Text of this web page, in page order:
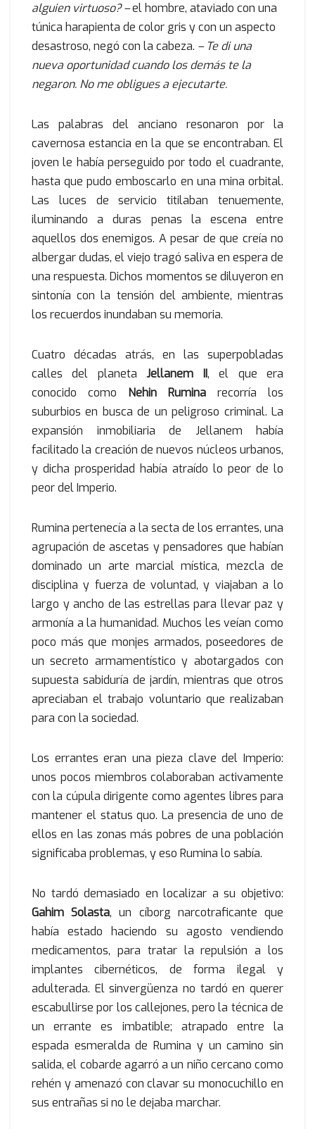
alguien virtuoso? –el hombre, ataviado con una
túnica harapienta de color gris y con un aspecto
desastroso, negó con la cabeza. – Te di una
nueva oportunidad cuando los demás te la
negaron. No me obligues a ejecutarte.
Las palabras del anciano resonaron por la
cavernosa estancia en la que se encontraban. El
joven le había perseguido por todo el cuadrante,
hasta que pudo emboscarlo en una mina orbital.
Las luces de servicio titilaban tenuemente,
iluminando a duras penas la escena entre
aquellos dos enemigos. A pesar de que creía no
albergar dudas, el viejo tragó saliva en espera de
una respuesta. Dichos momentos se diluyeron en
sintonía con la tensión del ambiente, mientras
los recuerdos inundaban su memoria.
Cuatro décadas atrás, en las superpobladas
calles del planetaJellanem II, el que era
conocido como Nehin Rumina recorría los
suburbios en busca de un peligroso criminal. La
expansión inmobiliaria de Jellanem había
facilitado la creación de nuevos núcleos urbanos,
y dicha prosperidad había atraído lo peor de lo
peor del Imperio.
Rumina pertenecía a la secta de los errantes, una
agrupación de ascetas y pensadores que habían
dominado un arte marcial mística, mezcla de
disciplina y fuerza de voluntad, y viajaban a lo
largo y ancho de las estrellas para llevar paz y
armonía a la humanidad. Muchos les veían como
poco más que monjes armados, poseedores de
un secreto armamentístico y abotargados con
supuesta sabiduría de jardín, mientras que otros
apreciaban el trabajo voluntario que realizaban
para con la sociedad.
Los errantes eran una pieza clave del Imperio:
unos pocos miembros colaboraban activamente
con la cúpula dirigente como agentes libres para
mantener el status quo. La presencia de uno de
ellos en las zonas más pobres de una población
significaba problemas, y eso Rumina lo sabía.
No tardó demasiado en localizar a su objetivo:
Gahim Solasta, un cíborg narcotraficante que
había estado haciendo su agosto vendiendo
medicamentos, para tratar la repulsión a los
implantes cibernéticos, de forma ilegal y
adulterada. El sinvergüenza no tardó en querer
escabullirse por los callejones, pero la técnica de
un errante es imbatible; atrapado entre la
espada esmeralda de Rumina y un camino sin
salida, el cobarde agarró a un niño cercano como
rehén y amenazó con clavar su monocuchillo en
sus entrañas si no le dejaba marchar.